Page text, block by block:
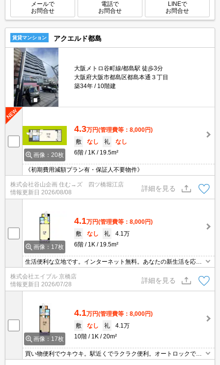
メールで
お問合せ
電話で
お問合せ
LINEで
お問合せ
賃貸マンション アクエルド都島
大阪メトロ谷町線/都島駅 徒歩3分
大阪府大阪市都島区都島本通３丁目
築34年
10階建
画像：20枚
4.3万円(管理費等：8,000円)
敷
なし 礼
なし
6階
1K 19.5m²
《初期費用減額プラン有・保証人不要物件》
株式会社谷山企画 住む→ズ 四ツ橋堀江店
情報更新日 2026/08/08
詳細を見る
画像：17枚
4.1万円(管理費等：8,000円)
敷
なし 礼
4.1万
6階
1K 19.5m²
生活便利な立地です。インターネット無料。あなたの新生活を応援
します。ぜひお問い合わせください!。オートロックではじめての一
人暮らしも安心でしょ。エアコン付き。オール電化ので光熱費が抑
えられそうですね。
株式会社エイブル 京橋店
情報更新日 2026/07/28
詳細を見る
画像：17枚
4.1万円(管理費等：8,000円)
敷
なし 礼
4.1万
10階
1K 20m²
買い物便利でウキウキ。駅近くでラクラク便利。オートロックでは
じめての一人暮らしも安心でしょ。エレベーター付きのマンション